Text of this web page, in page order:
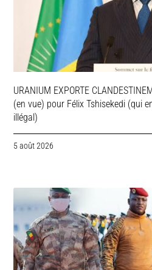
URANIUM EXPORTE
(en vue) pour Félix Tshisekedi (qui
illégal)
5 août 2026